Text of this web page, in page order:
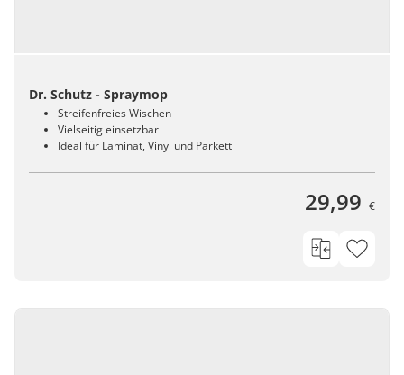
Dr. Schutz - Spraymop
Streifenfreies Wischen
Vielseitig einsetzbar
Ideal für Laminat, Vinyl und Parkett
29,99 €